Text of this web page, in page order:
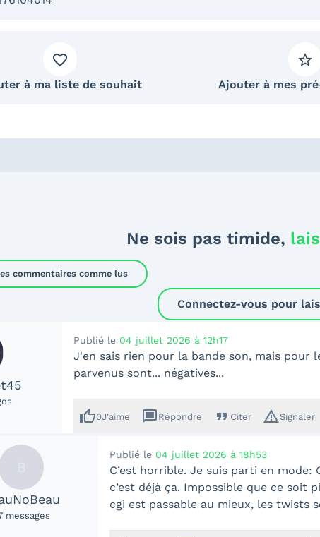
à ma liste de souhait Ajouter à mes
Ne sois pas timide,
commentaires comme lus
Connectez-vous pour
Publié le 04 juillet 2026 à 12h17
J'en sais rien pour la bande son, mais pour
parvenus sont... négatives...
thumb_up0J'aime message Répondre format_quote Citer warning_amberSignaler
messages
Publié le 04 juillet 2026 à 18h53
C’est horrible. Je suis parti en mode:
c’est déjà ça. Impossible que ce
cgi est passable au mieux, les twists